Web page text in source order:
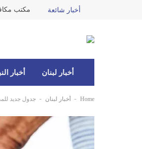
أخبار شائعة
أخبار لبنان أخبار
Home
- أخبار لبنان - جدول جديد